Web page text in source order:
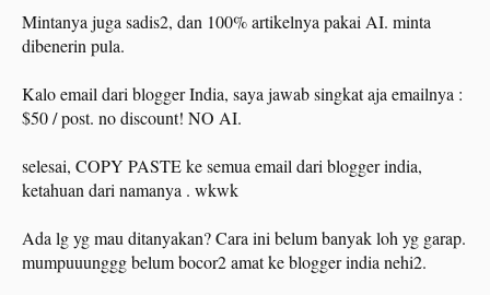
Mintanya juga sadis2, dan 100% artikelnya pakai AI. minta
dibenerin pula.
Kalo email dari blogger India, saya jawab singkat aja emailnya :
$50 / post. no discount! NO AI.
selesai, COPY PASTE ke semua email dari blogger india,
ketahuan dari namanya . wkwk
Ada lg yg mau ditanyakan? Cara ini belum banyak loh yg garap.
mumpuuunggg belum bocor2 amat ke blogger india nehi2.